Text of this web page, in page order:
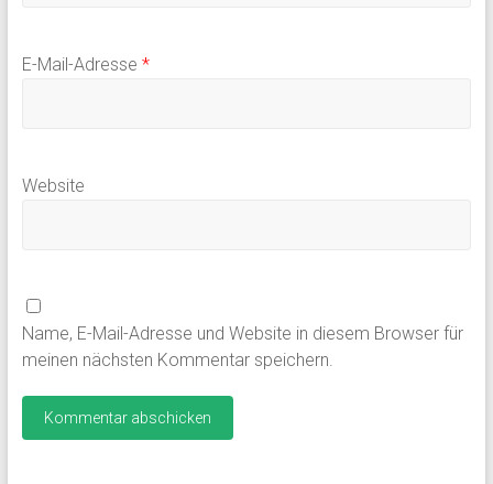
E-Mail-Adresse *
Website
Name, E-Mail-Adresse und Website in diesem Browser für
meinen nächsten Kommentar speichern.